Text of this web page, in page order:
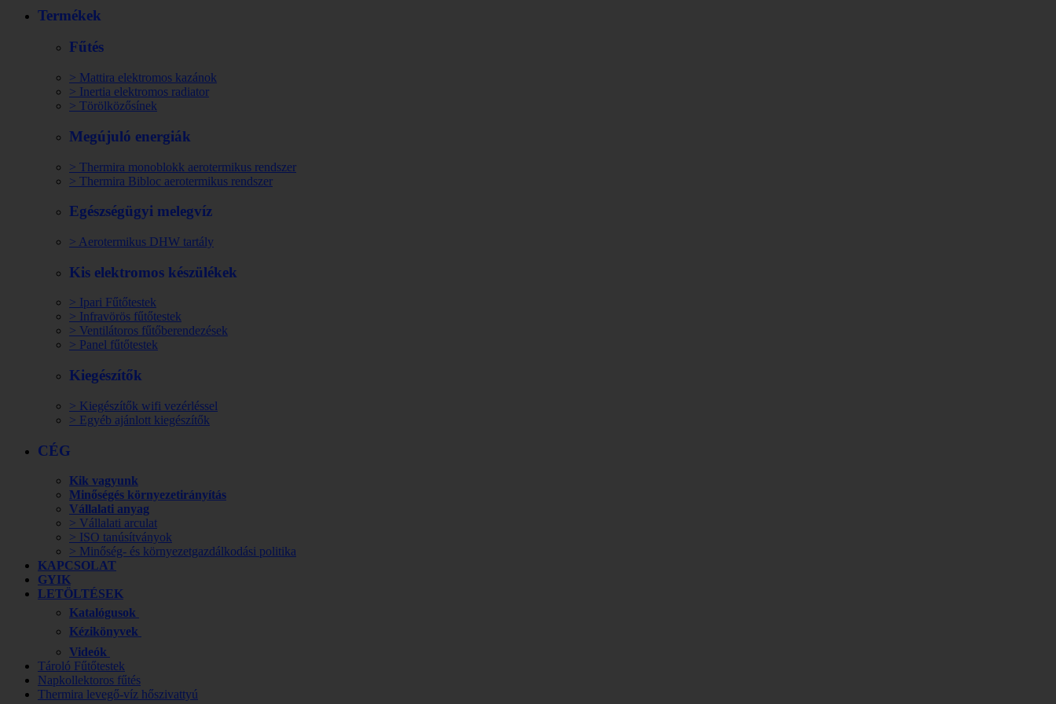
Termékek
Fűtés
> Mattira elektromos kazánok
> Inertia elektromos radiator
> Törölközősínek
Megújuló energiák
> Thermira monoblokk aerotermikus rendszer
> Thermira Bibloc aerotermikus rendszer
Egészségügyi melegvíz
> Aerotermikus DHW tartály
Kis elektromos készülékek
> Ipari Fűtőtestek
> Infravörös fűtőtestek
> Ventilátoros fűtőberendezések
> Panel fűtőtestek
Kiegészítők
> Kiegészítők wifi vezérléssel
> Egyéb ajánlott kiegészítők
CÉG
Kik vagyunk
Minőségés környezetirányítás
Vállalati anyag
> Vállalati arculat
> ISO tanúsítványok
> Minőség- és környezetgazdálkodási politika
KAPCSOLAT
GYIK
LETÖLTÉSEK
Katalógusok
Kézikönyvek
Videók
Tároló Fűtőtestek
Napkollektoros fűtés
Thermira levegő-víz hőszivattyú